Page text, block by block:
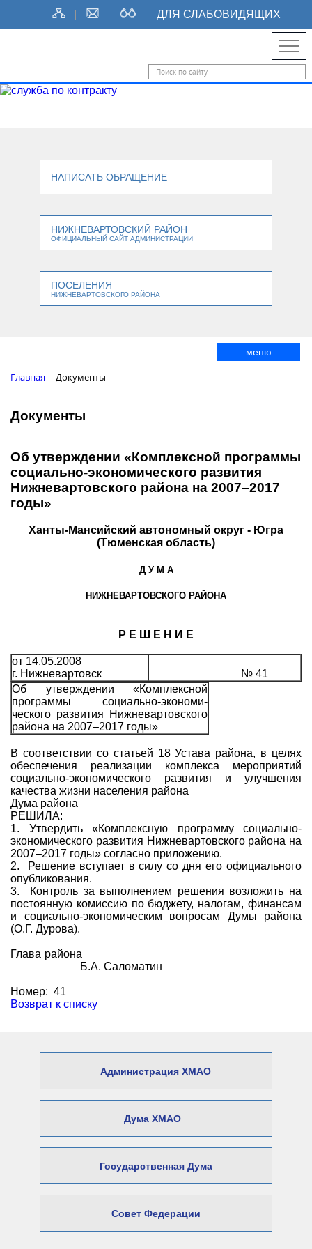
ДЛЯ СЛАБОВИДЯЩИХ
НАПИСАТЬ ОБРАЩЕНИЕ
НИЖНЕВАРТОВСКИЙ РАЙОН
ОФИЦИАЛЬНЫЙ САЙТ АДМИНИСТРАЦИИ
ПОСЕЛЕНИЯ
НИЖНЕВАРТОВСКОГО РАЙОНА
меню
Главная Документы
Документы
Об утверждении «Комплексной программы
социально-экономического развития
Нижневартовского района на 2007–2017
годы»
Ханты-Мансийский автономный округ - Югра
(Тюменская область)
Д У М А
НИЖНЕВАРТОВСКОГО РАЙОНА
Р Е Ш Е Н И Е
от 14.05.2008
г. Нижневартовск
№ 41
Об утверждении «Комплексной
программы социально-экономи­
ческого развития Нижневартов­ского
района на 2007–2017 годы»
В соответствии со статьей 18 Устава района, в целях
обеспечения реализации комплекса мероприятий
социально-экономического развития и улучшения
качества жизни населения района
Дума района
РЕШИЛА:
1. Утвердить «Комплексную программу социально-
экономического развития Нижневартовского района на
2007–2017 годы» согласно приложению.
2. Решение вступает в силу со дня его официального
опубликования.
3. Контроль за выполнением решения возложить на
постоянную комиссию по бюджету, налогам, финансам
и социально-экономическим вопросам Думы района
(О.Г. Дурова).
Глава района
Б.А. Саломатин
Номер: 41
Возврат к списку
Администрация ХМАО
Дума ХМАО
Государственная Дума
Совет Федерации